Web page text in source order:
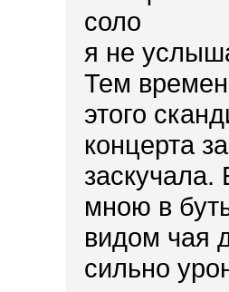
соло
я не
Тем
этого
концерта
мною в
видом чая
сильно